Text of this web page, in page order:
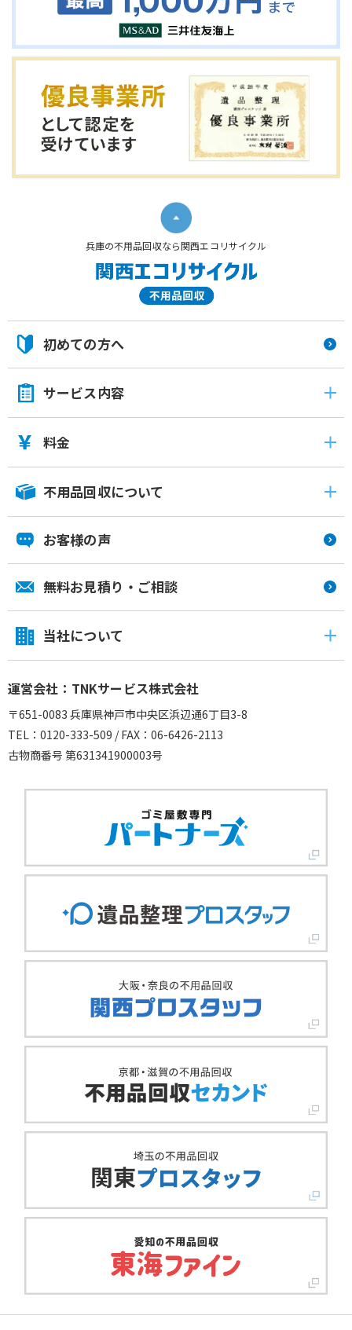
兵庫の不用品回収なら関西エコリサイクル
初めての方へ
サービス内容
料金
不用品回収について
お客様の声
無料お見積り・ご相談
当社について
運営会社：TNKサービス株式会社
〒651-0083 兵庫県神戸市中央区浜辺通6丁目3-8
TEL：0120-333-509 / FAX：06-6426-2113
古物商番号 第631341900003号